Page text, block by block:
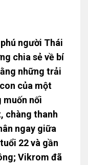
người Thái
chia sẻ về bí
những trải
của một
muốn nối
chàng thanh
ngay giữa
22 và gần
Vikrom đã